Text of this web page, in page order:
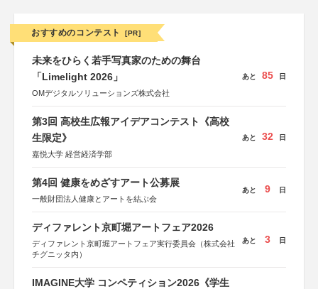
おすすめのコンテスト [PR]
未来をひらく若手写真家のための舞台
「Limelight 2026」
OMデジタルソリューションズ株式会社
あと 85 日
第3回 高校生広報アイデアコンテスト《高校
生限定》
嘉悦大学 経営経済学部
あと 32 日
第4回 健康をめざすアート公募展
一般財団法人健康とアートを結ぶ会
あと 9 日
ディファレント京町堀アートフェア2026
ディファレント京町堀アートフェア実行委員会（株式会社
チグニッタ内）
あと 3 日
IMAGINE大学 コンペティション2026《学生